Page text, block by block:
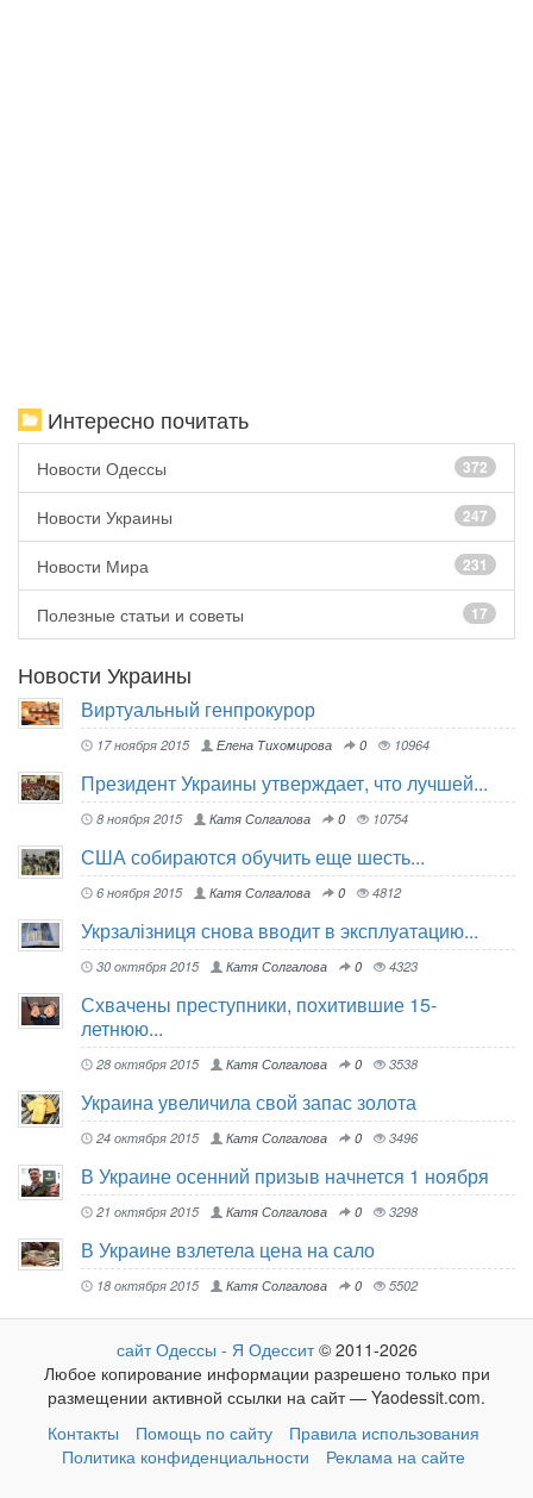
Интересно почитать
Новости Одессы 372
Новости Украины 247
Новости Мира 231
Полезные статьи и советы 17
Новости Украины
Виртуальный генпрокурор
17 ноября 2015 Елена Тихомирова 0 10964
Президент Украины утверждает, что лучшей...
8 ноября 2015 Катя Солгалова 0 10754
США собираются обучить еще шесть...
6 ноября 2015 Катя Солгалова 0 4812
Укрзалізниця снова вводит в эксплуатацию...
30 октября 2015 Катя Солгалова 0 4323
Схвачены преступники, похитившие 15-
летнюю...
28 октября 2015 Катя Солгалова 0 3538
Украина увеличила свой запас золота
24 октября 2015 Катя Солгалова 0 3496
В Украине осенний призыв начнется 1 ноября
21 октября 2015 Катя Солгалова 0 3298
В Украине взлетела цена на сало
18 октября 2015 Катя Солгалова 0 5502
сайт Одессы - Я Одессит© 2011-2026
Любое копирование информации разрешено только при
размещении активной ссылки на сайт — Yaodessit.com.
Контакты
Помощь по сайту
Правила использования
Политика конфиденциальности
Реклама на сайте